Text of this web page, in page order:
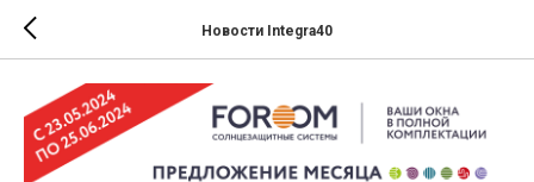
Новости Integra40